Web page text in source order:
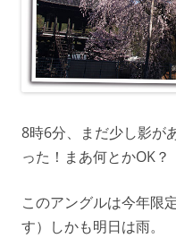
8時6分、まだ少し影が
った！まあ何とかOK？
このアングルは今年限
す）しかも明日は雨。